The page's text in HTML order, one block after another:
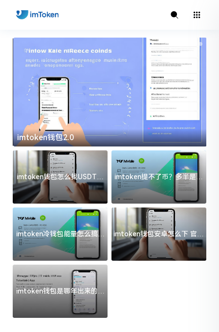
imtoken钱包2.0
imtoken钱包怎么找USDT地
址？三步搞定不踩坑
imtoken提不了币？多半是这
几件事没处理好
imtoken冷钱包能量怎么搞？
过来人告诉你门道
imtoken钱包安卓怎么下 官方
渠道避坑指南
imtoken钱包是哪年出来的？
一文给你说清楚